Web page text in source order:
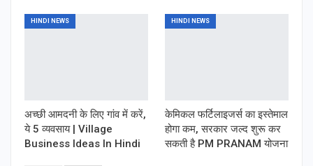
HINDI NEWS
अच्छी आमदनी के लिए गांव में करें,
ये 5 व्यवसाय | Village
Business Ideas In Hindi
HINDI NEWS
केमिकल फर्टिलाइजर्स का इस्तेमाल
होगा कम, सरकार जल्द शुरू कर
सकती है PM PRANAM योजना